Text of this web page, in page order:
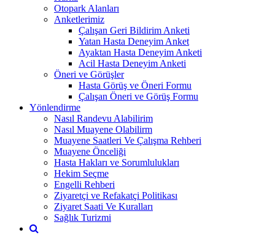
Otopark Alanları
Anketlerimiz
Çalışan Geri Bildirim Anketi
Yatan Hasta Deneyim Anket
Ayaktan Hasta Deneyim Anketi
Acil Hasta Deneyim Anketi
Öneri ve Görüşler
Hasta Görüş ve Öneri Formu
Çalışan Öneri ve Görüş Formu
Yönlendirme
Nasıl Randevu Alabilirim
Nasıl Muayene Olabilirm
Muayene Saatleri Ve Çalışma Rehberi
Muayene Önceliği
Hasta Hakları ve Sorumlulukları
Hekim Seçme
Engelli Rehberi
Ziyaretçi ve Refakatçi Politikası
Ziyaret Saati Ve Kuralları
Sağlık Turizmi